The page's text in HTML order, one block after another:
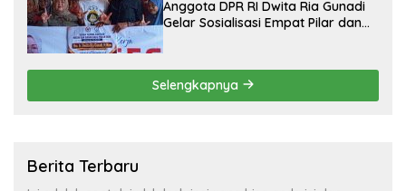
Anggota DPR RI Dwita Ria Gunadi
Gelar Sosialisasi Empat Pilar dan
Tulang Bawang
Selengkapnya
Berita Terbaru